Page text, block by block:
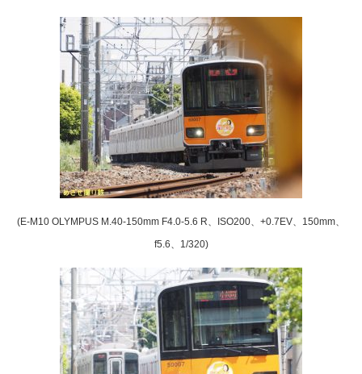
(E-M10 OLYMPUS M.40-150mm F4.0-5.6 R、ISO200、+0.7EV、150mm、
f5.6、1/320)